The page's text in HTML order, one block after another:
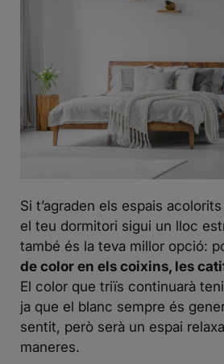
Si t’agraden els espais
el teu dormitori sigui un lloc
també és la teva millor opció:
de color en els coixins, les
El color que triïs continuarà
ja que el blanc sempre és
sentit, però serà un espai
maneres.